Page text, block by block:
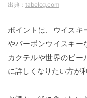
tabelog.com
ポイントは、ウイスキ
やバーボンウイスキー
カクテルや世界のビー
に詳しくなりたい方が